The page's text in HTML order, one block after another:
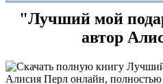
"Лучший мой
автор